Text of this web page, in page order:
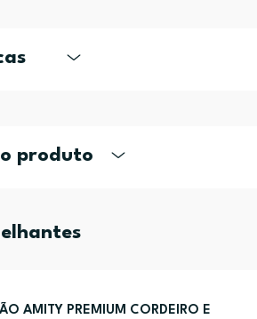
produto
AMITY PREMIUM CORDEIRO E